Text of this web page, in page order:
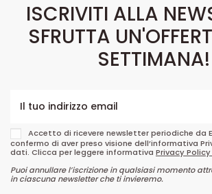
ISCRIVITI ALLA
SFRUTTA
SETTIMANA!
Accetto di ricevere newsletter periodiche da
confermo di aver preso visione dell’informativa
dati. Clicca per leggere informativa Privacy Policy
Puoi annullare l’iscrizione in qualsiasi momento
in ciascuna newsletter che ti invieremo.